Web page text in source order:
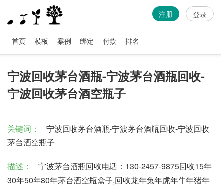
首页 模板 案例 绑定 付款 排名
注册 登录
宁波回收茅台酒瓶-宁波茅台酒瓶回收-
宁波回收茅台酒空瓶子
关键词：
宁波回收茅台酒瓶-宁波茅台酒瓶回收-宁波回收
茅台酒空瓶子
描述：
宁波茅台酒瓶回收电话：130-2457-9875回收15年
30年50年80年茅台酒空瓶盒子,回收龙年兔年虎年牛年猪年